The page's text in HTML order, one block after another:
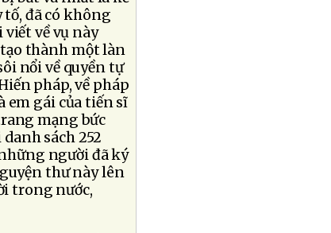
đã có không
viết về vụ này
thành một làn
nổi về quyền tự
pháp, về pháp
em gái của tiến sĩ
mạng bức
sách 252
người đã ký
thư này lên
trong nước,